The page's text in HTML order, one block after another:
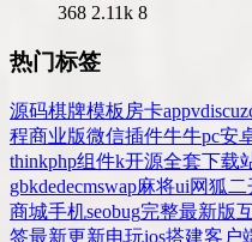
368 2.11k 8
热门标签
源码棋牌模板 房卡appvdiscuz
程商业版微信插件牛牛pc安
thinkphp组件k开源全套下载
gbkdedecmswap麻将ui网狐 二
商城手机seobug完整最新版
签最新更新电玩ios搭建客户